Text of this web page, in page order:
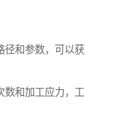
和参数，可以获
和加工应力，工